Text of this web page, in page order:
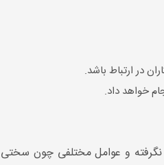
در ارتباط باشد.
خواهد داد.
و عوامل مختلفی چون سختی